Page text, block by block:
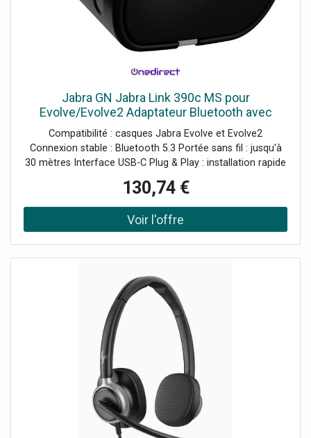
Jabra GN Jabra Link 390c MS pour
Evolve/Evolve2 Adaptateur Bluetooth avec
connecteur USB-C et certification Microsoft
Teams conçu pour offrir une connexion
Compatibilité : casques Jabra Evolve et Evolve2
Connexion stable : Bluetooth 5.3 Portée sans fil : jusqu'à
30 mètres Interface USB-C Plug & Play : installation rapide
130,74 €